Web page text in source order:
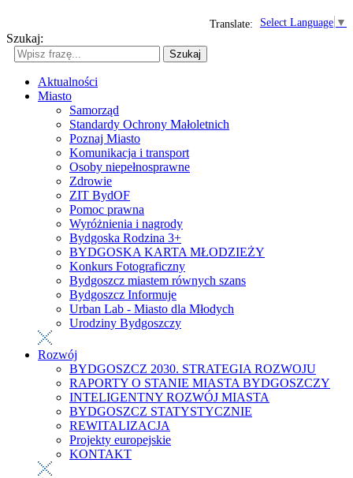
Select Language ▼
Translate:
Szukaj:
Szukaj
Aktualności
Miasto
Samorząd
Standardy Ochrony Małoletnich
Poznaj Miasto
Komunikacja i transport
Osoby niepełnosprawne
Zdrowie
ZIT BydOF
Pomoc prawna
Wyróżnienia i nagrody
Bydgoska Rodzina 3+
BYDGOSKA KARTA MŁODZIEŻY
Konkurs Fotograficzny
Bydgoszcz miastem równych szans
Bydgoszcz Informuje
Urban Lab - Miasto dla Młodych
Urodziny Bydgoszczy
Rozwój
BYDGOSZCZ 2030. STRATEGIA ROZWOJU
RAPORTY O STANIE MIASTA BYDGOSZCZY
INTELIGENTNY ROZWÓJ MIASTA
BYDGOSZCZ STATYSTYCZNIE
REWITALIZACJA
Projekty europejskie
KONTAKT